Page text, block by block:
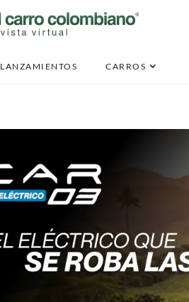
LANZAMIENTOS CARROS